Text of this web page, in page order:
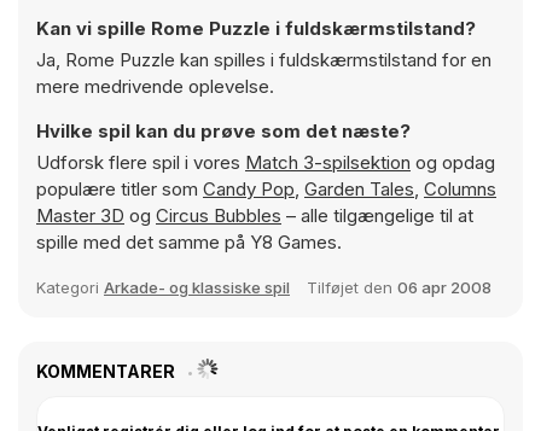
Kan vi spille Rome Puzzle i fuldskærmstilstand?
Ja, Rome Puzzle kan spilles i fuldskærmstilstand for en
mere medrivende oplevelse.
Hvilke spil kan du prøve som det næste?
Udforsk flere spil i vores Match 3-spilsektion og opdag
populære titler som Candy Pop, Garden Tales, Columns
Master 3D og Circus Bubbles – alle tilgængelige til at
spille med det samme på Y8 Games.
Kategori Arkade- og klassiske spil Tilføjet den 06 apr 2008
KOMMENTARER